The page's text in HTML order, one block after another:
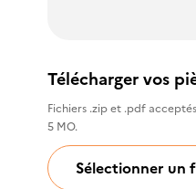
Télécharger vos
Sélectionner un
Fichiers .zip et .pdf
5 MO.